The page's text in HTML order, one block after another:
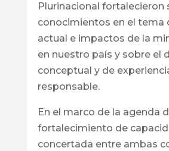
Plurinacional fortalecieron
conocimientos en el tema
actual e impactos de la
en nuestro país y sobre el
conceptual y de
responsable.
En el marco de la agenda
fortalecimiento de
concertada entre ambas